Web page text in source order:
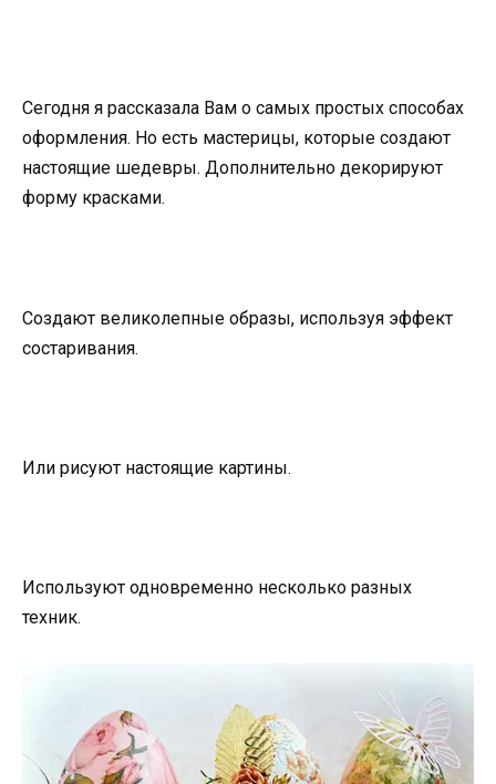
Сегодня я рассказала Вам о самых простых способах
оформления. Но есть мастерицы, которые создают
настоящие шедевры. Дополнительно декорируют
форму красками.
Создают великолепные образы, используя эффект
состаривания.
Или рисуют настоящие картины.
Используют одновременно несколько разных
техник.